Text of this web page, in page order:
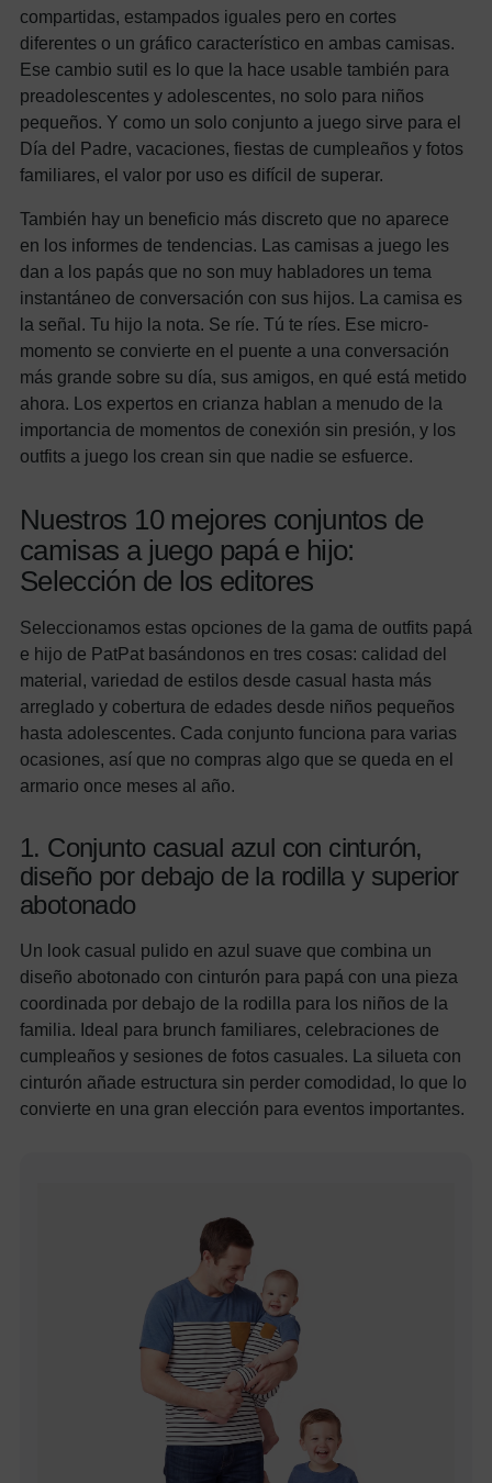
compartidas, estampados iguales pero en cortes
diferentes o un gráfico característico en ambas camisas.
Ese cambio sutil es lo que la hace usable también para
preadolescentes y adolescentes, no solo para niños
pequeños. Y como un solo conjunto a juego sirve para el
Día del Padre, vacaciones, fiestas de cumpleaños y fotos
familiares, el valor por uso es difícil de superar.
También hay un beneficio más discreto que no aparece
en los informes de tendencias. Las camisas a juego les
dan a los papás que no son muy habladores un tema
instantáneo de conversación con sus hijos. La camisa es
la señal. Tu hijo la nota. Se ríe. Tú te ríes. Ese micro-
momento se convierte en el puente a una conversación
más grande sobre su día, sus amigos, en qué está metido
ahora. Los expertos en crianza hablan a menudo de la
importancia de momentos de conexión sin presión, y los
outfits a juego los crean sin que nadie se esfuerce.
Nuestros 10 mejores conjuntos de
camisas a juego papá e hijo:
Selección de los editores
Seleccionamos estas opciones de la gama de outfits papá
e hijo de PatPat basándonos en tres cosas: calidad del
material, variedad de estilos desde casual hasta más
arreglado y cobertura de edades desde niños pequeños
hasta adolescentes. Cada conjunto funciona para varias
ocasiones, así que no compras algo que se queda en el
armario once meses al año.
1. Conjunto casual azul con cinturón,
diseño por debajo de la rodilla y superior
abotonado
Un look casual pulido en azul suave que combina un
diseño abotonado con cinturón para papá con una pieza
coordinada por debajo de la rodilla para los niños de la
familia. Ideal para brunch familiares, celebraciones de
cumpleaños y sesiones de fotos casuales. La silueta con
cinturón añade estructura sin perder comodidad, lo que lo
convierte en una gran elección para eventos importantes.